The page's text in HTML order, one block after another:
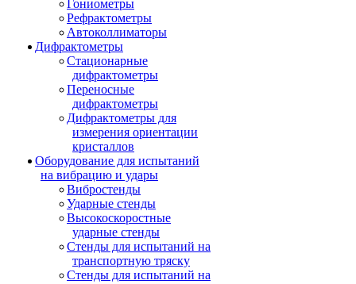
Гониометры
Рефрактометры
Автоколлиматоры
Дифрактометры
Стационарные
дифрактометры
Переносные
дифрактометры
Дифрактометры для
измерения ориентации
кристаллов
Оборудование для испытаний
на вибрацию и удары
Вибростенды
Ударные стенды
Высокоскоростные
ударные стенды
Стенды для испытаний на
транспортную тряску
Стенды для испытаний на